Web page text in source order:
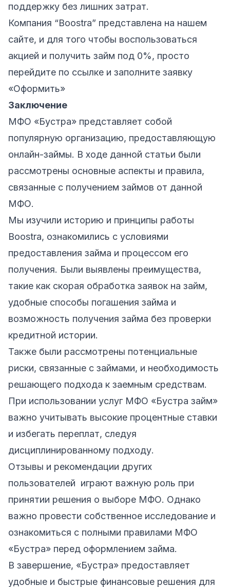
поддержку без лишних затрат.
Компания “Boostra” представлена на нашем
сайте, и для того чтобы воспользоваться
акцией и получить займ под 0%, просто
перейдите по ссылке и заполните заявку
«Оформить»
Заключение
МФО «Бустра» представляет собой
популярную организацию, предоставляющую
онлайн-займы. В ходе данной статьи были
рассмотрены основные аспекты и правила,
связанные с получением займов от данной
МФО.
Мы изучили историю и принципы работы
Boostra, ознакомились с условиями
предоставления займа и процессом его
получения. Были выявлены преимущества,
такие как скорая обработка заявок на займ,
удобные способы погашения займа и
возможность получения займа без проверки
кредитной истории.
Также были рассмотрены потенциальные
риски, связанные с займами, и необходимость
решающего подхода к заемным средствам.
При использовании услуг МФО «Бустра займ»
важно учитывать высокие процентные ставки
и избегать переплат, следуя
дисциплинированному подходу.
Отзывы и рекомендации других
пользователей играют важную роль при
принятии решения о выборе МФО. Однако
важно провести собственное исследование и
ознакомиться с полными правилами МФО
«Бустра» перед оформлением займа.
В завершение, «Бустра» предоставляет
удобные и быстрые финансовые решения для